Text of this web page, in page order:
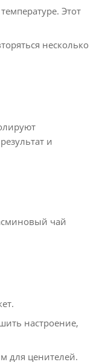
Этот
несколько
и
чай
настроение,
для ценителей.